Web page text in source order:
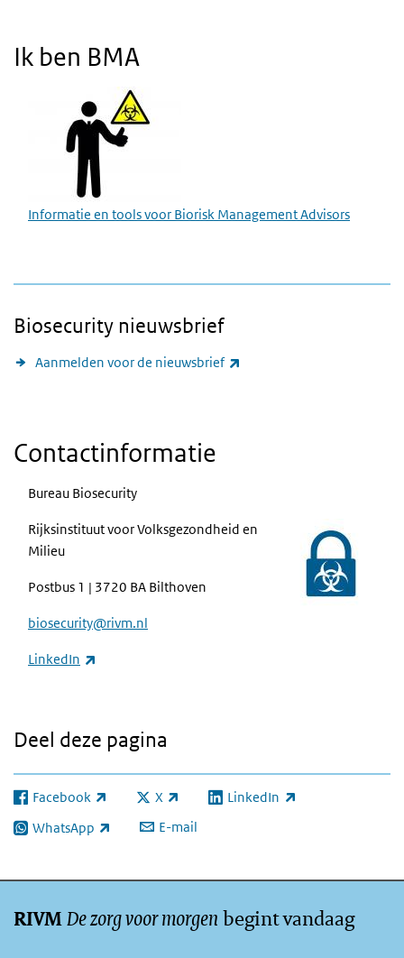
Ik ben BMA
Informatie en tools voor Biorisk Management Advisors
Biosecurity nieuwsbrief
Aanmelden voor de nieuwsbrief
Contactinformatie
Bureau Biosecurity
Rijksinstituut voor Volksgezondheid en
Milieu
Postbus 1 | 3720 BA Bilthoven
biosecurity@rivm.nl
LinkedIn
Deel deze pagina
Facebook
(externe link) X
(externe link) LinkedIn
(externe link)
WhatsApp
(externe link) E-mail
RIVMDe zorg voor morgen begint vandaag